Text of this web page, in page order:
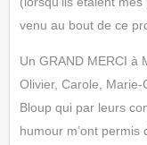
venu au bout de ce
Un GRAND MERCI à
Olivier, Carole,
Bloup qui par leurs
humour m’ont permis